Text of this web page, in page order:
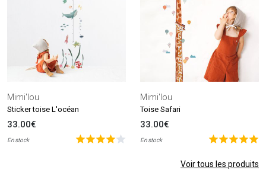
Mimi'lou
Sticker toise L'océan
33.00€
En stock
Mimi'lou
Toise Safari
33.00€
En stock
Voir tous les produits